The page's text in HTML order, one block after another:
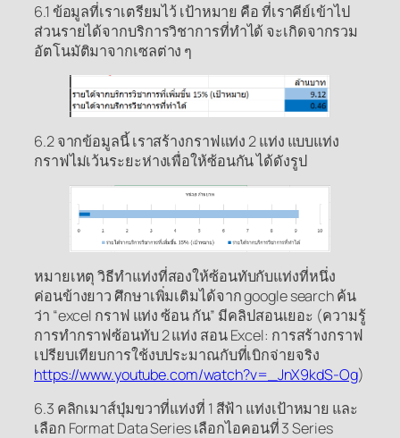
6.1 ข้อมูลที่เราเตรียมไว้ เป้าหมาย คือ ที่เราคีย์เข้าไป
ส่วนรายได้จากบริการวิชาการที่ทำได้ จะเกิดจากรวม
อัตโนมัติมาจากเซลต่าง ๆ
6.2 จากข้อมูลนี้ เราสร้างกราฟแท่ง 2 แท่ง แบบแท่ง
กราฟไม่เว้นระยะห่างเพื่อให้ซ้อนกัน ได้ดังรูป
หมายเหตุ วิธีทำแท่งที่สองให้ซ้อนทับกับแท่งที่หนึ่ง
ค่อนข้างยาว ศึกษาเพิ่มเติมได้จาก google search ค้น
ว่า “excel กราฟ แท่ง ซ้อน กัน” มีคลิปสอนเยอะ (ความรู้
การทำกราฟซ้อนทับ 2 แท่ง สอน Excel: การสร้างกราฟ
เปรียบเทียบการใช้งบประมาณกับที่เบิกจ่ายจริง
https://www.youtube.com/watch?v=_JnX9kdS-Og)
6.3 คลิกเมาส์ปุ่มขวาที่แท่งที่ 1 สีฟ้า แท่งเป้าหมาย และ
เลือก Format Data Series เลือกไอคอนที่ 3 Series